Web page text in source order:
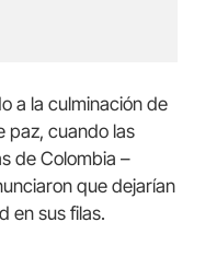
a la culminación de
paz, cuando las
de Colombia –
que dejarían
en sus filas.